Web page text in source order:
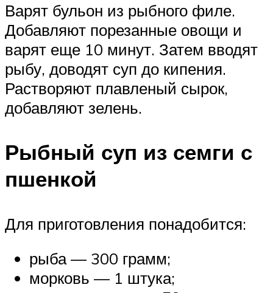
Варят бульон из рыбного филе.
Добавляют порезанные овощи и
варят еще 10 минут. Затем вводят
рыбу, доводят суп до кипения.
Растворяют плавленый сырок,
добавляют зелень.
Рыбный суп из семги с
пшенкой
Для приготовления понадобится:
рыба — 300 грамм;
морковь — 1 штука;